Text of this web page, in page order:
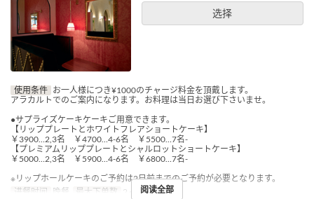
选择
使用条件 お一人様につき¥1000のチャージ料金を頂戴します。
アラカルトでのご案内になります。お料理は当日お選び下さいませ。
●サプライズケーキケーキご用意できます。
【リッププレートとホワイトフレアショートケーキ】
￥3900…2,3名 ￥4700…4-6名 ￥5500…7名-
【プレミアムリッププレートとシャルロットショートケーキ】
￥5000…2,3名 ￥5900…4-6名 ￥6800…7名-
※リップホールケーキのご予約は2日前までのご予約が必要となります。
进餐时间 晚餐 最大下单数 2 ~ 2 阅读全部